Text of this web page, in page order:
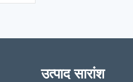
उत्पाद सारांश